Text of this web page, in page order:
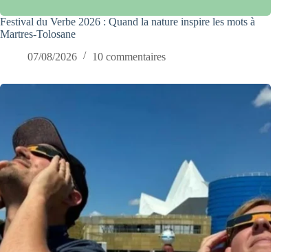
Festival du Verbe 2026 : Quand la nature inspire les mots à
Martres-Tolosane
07/08/2026
10 commentaires